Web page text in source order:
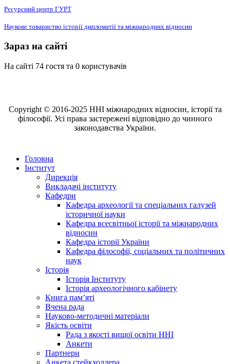
Ресурсний центр ГУРТ
Наукове товариство історії дипломатії та міжнародних відносин
Зараз на сайті
На сайті 74 гостя та 0 користувачів
Copyright © 2016-2025 ННІ міжнародних відносин, історії та
філософії. Усі права застережені відповідно до чинного
законодавства України.
Головна
Інститут
Дирекція
Викладачі інституту
Кафедри
Кафедра археології та спеціальних галузей
історичної науки
Кафедра всесвітньої історії та міжнародних
відносин
Кафедра історії України
Кафедра філософії, соціальних та політичних
наук
Історія
Історія Інституту
Історія археологічного кабінету
Книга памʼяті
Вчена рада
Науково-методичні матеріали
Якість освіти
Рада з якості вищої освіти ННІ
Анкети
Партнери
Анкета стейкхолдера